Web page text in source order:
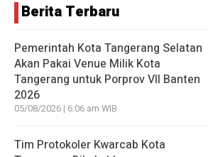
Berita Terbaru
Pemerintah Kota Tangerang Selatan
Akan Pakai Venue Milik Kota
Tangerang untuk Porprov VII Banten
2026
05/08/2026 | 6:06 am WIB
Tim Protokoler Kwarcab Kota